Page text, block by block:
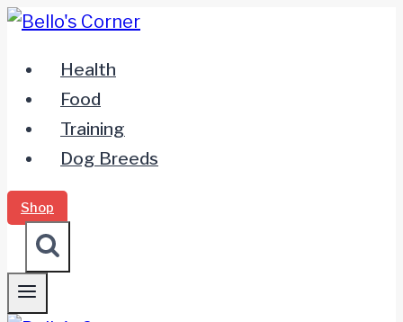
Zum
springenHealth
Food
Training
Dog Breeds
Shop